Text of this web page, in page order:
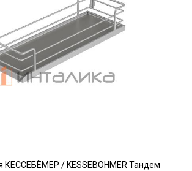
КЕССЕБЁМЕР / KESSEBOHMER Тандем